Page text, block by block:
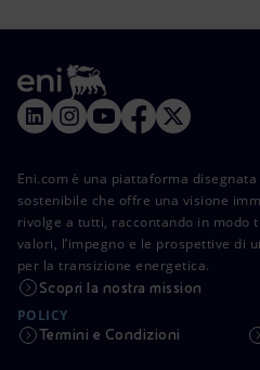
Eni.com è una piattaforma
sostenibile che offre una visione
rivolge a tutti, raccontando in modo
valori, l’impegno e le prospettive di
per la transizione energetica.
Scopri la nostra mission
POLICY
Termini e Condizioni